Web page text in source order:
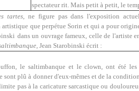
spectateur rit. Mais petit à petit, le
tartes, ne figure pas dans l'exposition
que perpétue Sorin et qui a pour
dans un ouvrage fameux, celle de l'artiste
, Jean Starobinski écrit :
le saltimbanque et le clown, ont été
sont plû à donner d'eux-mêmes et de la
pas à la caricature sarcastique ou